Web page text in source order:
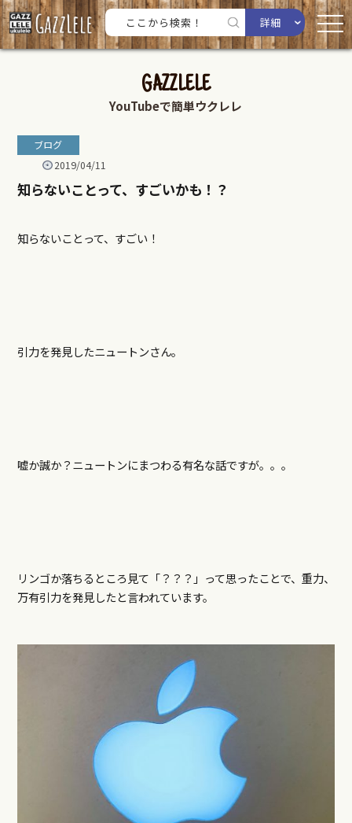
詳細
GAZZLELE
YouTubeで簡単ウクレレ
ブログ
2019/04/11
知らないことって、すごいかも！？
知らないことって、すごい！
引力を発見したニュートンさん。
嘘か誠か？ニュートンにまつわる有名な話ですが。。。
リンゴか落ちるところ見て「？？？」って思ったことで、重力、
万有引力を発見したと言われています。